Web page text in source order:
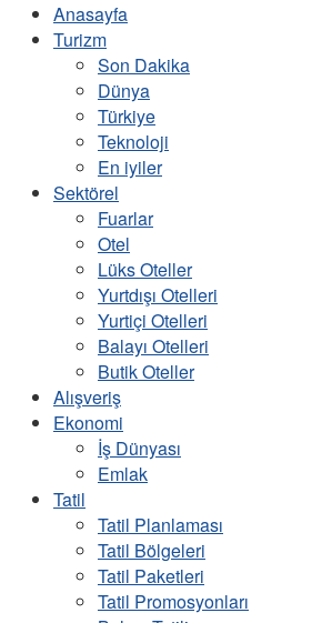
Anasayfa
Turizm
Son Dakika
Dünya
Türkiye
Teknoloji
En iyiler
Sektörel
Fuarlar
Otel
Lüks Oteller
Yurtdışı Otelleri
Yurtiçi Otelleri
Balayı Otelleri
Butik Oteller
Alışveriş
Ekonomi
İş Dünyası
Emlak
Tatil
Tatil Planlaması
Tatil Bölgeleri
Tatil Paketleri
Tatil Promosyonları